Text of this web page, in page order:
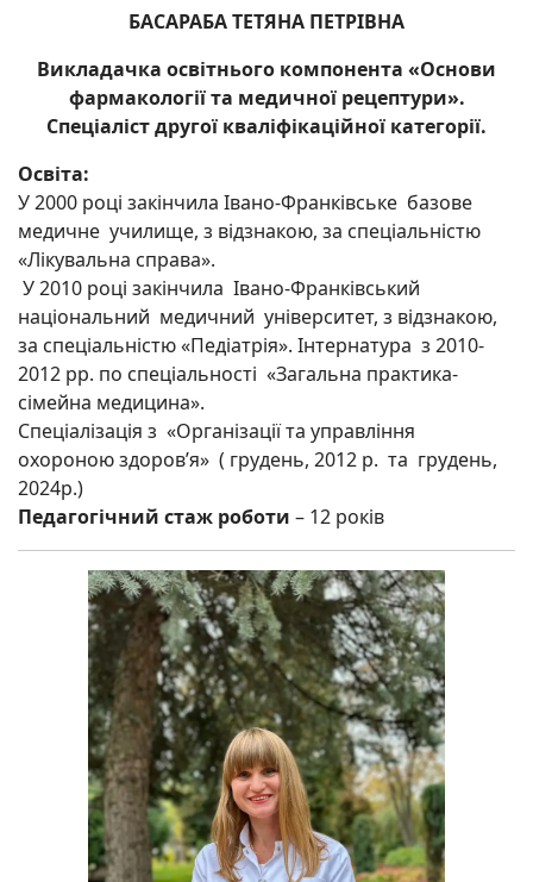
БАСАРАБА ТЕТЯНА ПЕТРІВНА
Викладачка освітнього компонента «Основи
фармакології та медичної рецептури».
Спеціаліст другої кваліфікаційної категорії.
Освіта:
У 2000 році закінчила Івано-Франківське базове
медичне училище, з відзнакою, за спеціальністю
«Лікувальна справа».
У 2010 році закінчила Івано-Франківський
національний медичний університет, з відзнакою,
за спеціальністю «Педіатрія». Інтернатура з 2010-
2012 рр. по спеціальності «Загальна практика-
сімейна медицина».
Спеціалізація з «Організації та управління
охороною здоров’я» ( грудень, 2012 р. та грудень,
2024р.)
Педагогічний стаж роботи – 12 років